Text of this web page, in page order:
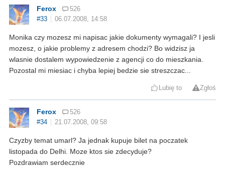
Ferox
526
#33
06.07.2008, 14:58
Monika czy mozesz mi napisac jakie dokumenty wymagali? I jesli
mozesz, o jakie problemy z adresem chodzi? Bo widzisz ja
wlasnie dostalem wypowiedzenie z agencji co do mieszkania.
Pozostal mi miesiac i chyba lepiej bedzie sie streszczac...
Lubię to Zgłoś
Ferox
526
#34
21.07.2008, 09:58
Czyzby temat umarl? Ja jednak kupuje bilet na poczatek
listopada do Delhi. Moze ktos sie zdecyduje?
Pozdrawiam serdecznie